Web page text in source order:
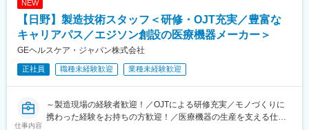
NEW
【日野】製造技術スタッフ＜研修・OJT充実／豊富な
キャリアパス／エジソン創設の医療機器メーカー＞
GEヘルスケア・ジャパン株式会社
正社員 職種未経験歓迎 業種未経験歓迎
仕事内容
～製造現場の経験者歓迎！／OJTによる研修充実／モノづくりに
携わった経験をお持ちの方歓迎！／医療機器の生産を支える仕事